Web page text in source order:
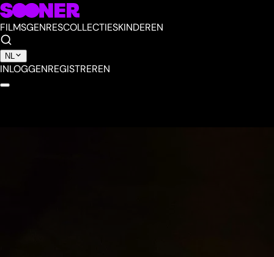
FILMSGENRESCOLLECTIESKINDEREN
NL
INLOGGENREGISTREREN